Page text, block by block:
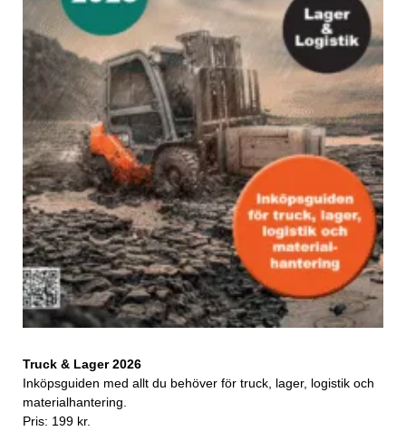
Truck & Lager 2026
Inköpsguiden med allt du behöver för truck, lager, logistik och
materialhantering.
Pris: 199 kr.